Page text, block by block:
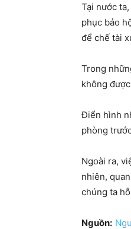
Tại nước
phục bảo
để chế tài
Trong
không
Điển hình
phòng
Ngoài ra,
nhiên,
chúng ta
Nguồn: